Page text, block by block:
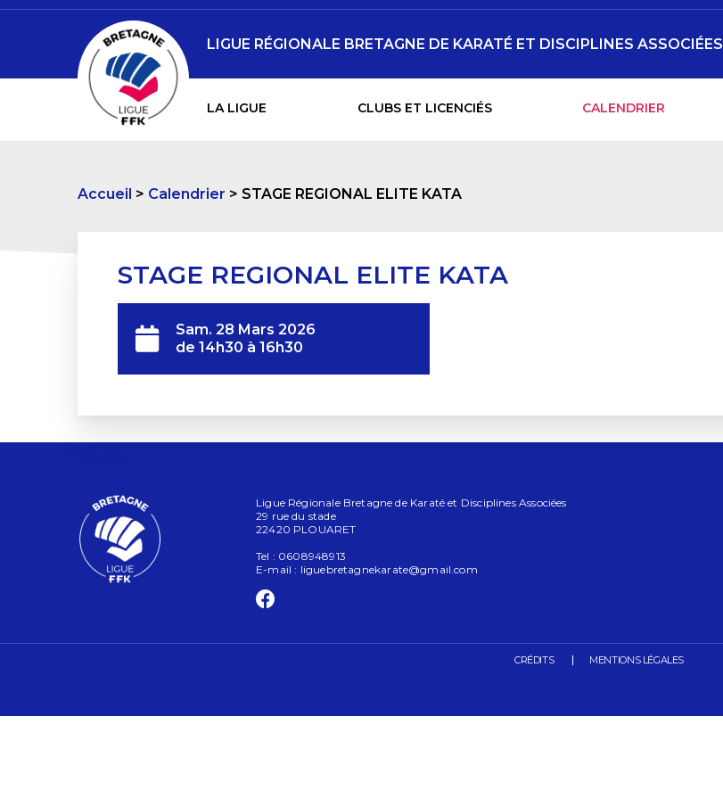
LA LIGUE CLUBS ET LICENCIÉS CALENDRIER
LIGUE RÉGIONALE BRETAGNE DE KARATÉ ET DISCIPLINES ASSOCIÉES
Accueil Calendrier STAGE REGIONAL ELITE KATA
STAGE REGIONAL ELITE KATA
Sam. 28 Mars 2026
de 14h30 à 16h30
Ligue Régionale Bretagne de Karaté et Disciplines Associées
29 rue du stade
22420 PLOUARET
Tel : 0608948913
E-mail : liguebretagnekarate@gmail.com
CRÉDITS MENTIONS LÉGALES